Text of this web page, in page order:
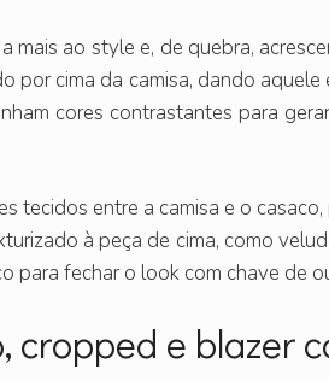
mais ao style e, de quebra,
por cima da camisa, dando
cores contrastantes para
tecidos entre a camisa e o
à peça de cima, como
para fechar o look com chave de
cropped e blazer